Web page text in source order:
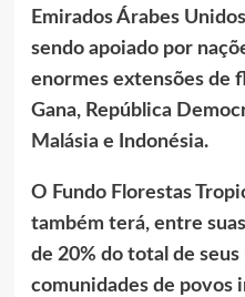
Emirados Árabes
sendo apoiado por
enormes extensões de
Gana, República
Malásia e Indonésia.
O Fundo Florestas
também terá, entre
de 20% do total de
comunidades de povos